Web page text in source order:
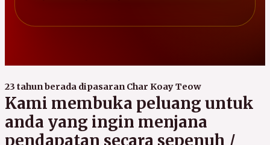
23 tahun berada dipasaran Char Koay Teow
Kami membuka peluang untuk
anda yang ingin menjana
pendapatan secara sepenuh /